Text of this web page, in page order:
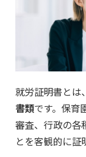
就労証明書とは、
書類です。保育
審査、行政の各
とを客観的に証